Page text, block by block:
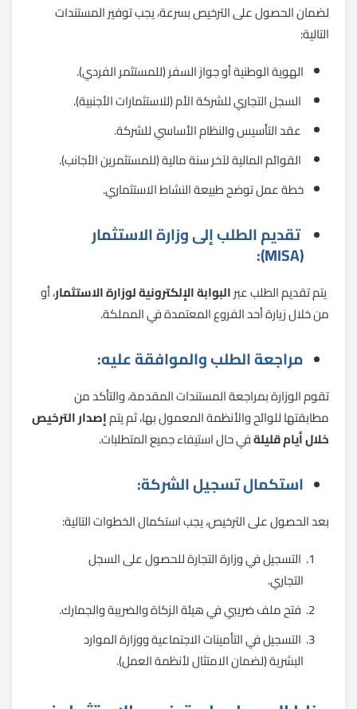
لضمان الحصول على الترخيص بسرعة، يجب توفير المستندات
التالية:
الهوية الوطنية أو جواز السفر (للمستثمر الفردي).
السجل التجاري للشركة الأم (للاستثمارات الأجنبية).
عقد التأسيس والنظام الأساسي للشركة.
القوائم المالية لآخر سنة مالية (للمستثمرين الأجانب).
خطة عمل توضح طبيعة النشاط الاستثماري.
تقديم الطلب إلى وزارة الاستثمار
(MISA):
يتم تقديم الطلب عبرالبوابة الإلكترونية لوزارة الاستثمار، أو
من خلال زيارة أحد الفروع المعتمدة في المملكة.
مراجعة الطلب والموافقة عليه:
تقوم الوزارة بمراجعة المستندات المقدمة، والتأكد من
مطابقتها للوائح والأنظمة المعمول بها، ثم يتمإصدار الترخيص
خلال أيام قليلةفي حال استيفاء جميع المتطلبات.
استكمال تسجيل الشركة:
بعد الحصول على الترخيص، يجب استكمال الخطوات التالية:
التسجيل في وزارة التجارة للحصول على السجل
التجاري.
فتح ملف ضريبي في هيئة الزكاة والضريبة والجمارك.
التسجيل في التأمينات الاجتماعية ووزارة الموارد
البشرية (لضمان الامتثال لأنظمة العمل).